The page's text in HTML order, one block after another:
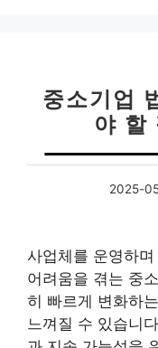
중소기업
야 할
2025-
사업체를 운영하
어려움을 겪는 중
히 빠르게 변화하
느껴질 수 있습니